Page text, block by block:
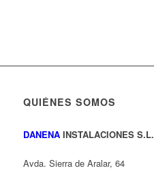
QUIÉNES SOMOS
DANENAINSTALACIONES S.L.
Avda. Sierra de Aralar, 64